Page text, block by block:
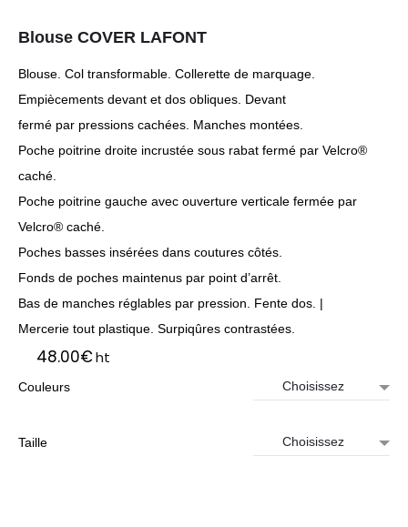
Blouse COVER LAFONT
Blouse. Col transformable. Collerette de marquage.
Empiècements devant et dos obliques. Devant
fermé par pressions cachées. Manches montées.
Poche poitrine droite incrustée sous rabat fermé par Velcro®
caché.
Poche poitrine gauche avec ouverture verticale fermée par
Velcro® caché.
Poches basses insérées dans coutures côtés.
Fonds de poches maintenus par point d’arrêt.
Bas de manches réglables par pression. Fente dos. |
Mercerie tout plastique. Surpiqûres contrastées.
48.00€ht
Couleurs
Taille